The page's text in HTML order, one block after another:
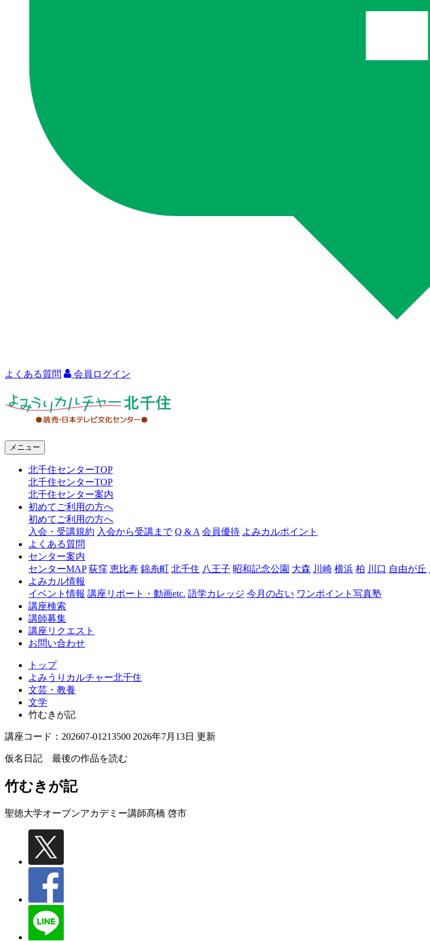
よくある質問 会員ログイン
ャ
北
千
メニュー
北千住センターTOP
北千住センターTOP
北千住センター案内
初めてご利用の方へ
初めてご利用の方へ
入会・受講規約 入会から受講まで Q & A 会員優待 よみカルポイント
よくある質問
センター案内
センターMAP 荻窪 恵比寿 錦糸町 北千住 八王子 昭和記念公園 大森 川崎 横浜 柏 川口 自由が丘
よみカル情報
イベント情報 講座リポート・動画etc. 語学カレッジ 今月の占い ワンポイント写真塾
講座検索
講師募集
講座リクエスト
お問い合わせ
トップ
よみうりカルチャー北千住
文芸・教養
文学
竹むきが記
講座コード：202607-01213500 2026年7月13日 更新
仮名日記 最後の作品を読む
竹むきが記
聖徳大学オープンアカデミー講師髙橋 啓市